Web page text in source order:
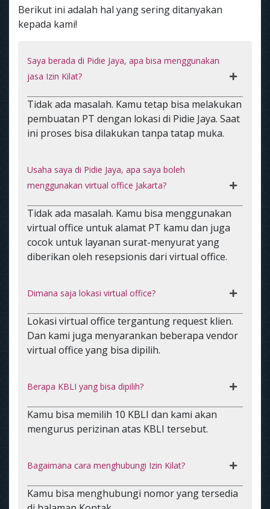
Berikut ini adalah hal yang sering ditanyakan
kepada kami!
Saya berada di Pidie Jaya, apa bisa menggunakan
jasa Izin Kilat?
Tidak ada masalah. Kamu tetap bisa melakukan
pembuatan PT dengan lokasi di Pidie Jaya. Saat
ini proses bisa dilakukan tanpa tatap muka.
Usaha saya di Pidie Jaya, apa saya boleh
menggunakan virtual office Jakarta?
Tidak ada masalah. Kamu bisa menggunakan
virtual office untuk alamat PT kamu dan juga
cocok untuk layanan surat-menyurat yang
diberikan oleh resepsionis dari virtual office.
Dimana saja lokasi virtual office?
Lokasi virtual office tergantung request klien.
Dan kami juga menyarankan beberapa vendor
virtual office yang bisa dipilih.
Berapa KBLI yang bisa dipilih?
Kamu bisa memilih 10 KBLI dan kami akan
mengurus perizinan atas KBLI tersebut.
Bagaimana cara menghubungi Izin Kilat?
Kamu bisa menghubungi nomor yang tersedia